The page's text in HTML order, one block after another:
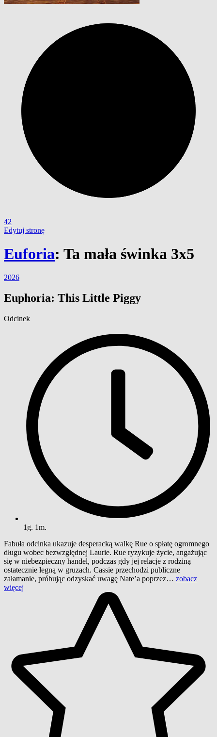
42
Edytuj stronę
Euforia: Ta mała świnka 3x5
2026
Euphoria: This Little Piggy
Odcinek
1g. 1m.
Fabuła odcinka ukazuje desperacką walkę Rue o spłatę ogromnego
długu wobec bezwzględnej Laurie. Rue ryzykuje życie, angażując
się w niebezpieczny handel, podczas gdy jej relacje z rodziną
ostatecznie legną w gruzach. Cassie przechodzi publiczne
załamanie, próbując odzyskać uwagę Nate’a poprzez… zobacz
więcej